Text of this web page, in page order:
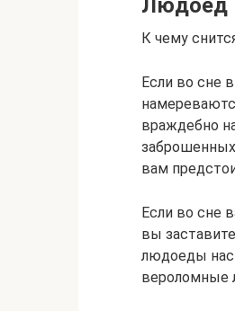
Людоед
К чему
Если во сне
враждебно
вам
Если во сне
вы
людоеды
вероломные